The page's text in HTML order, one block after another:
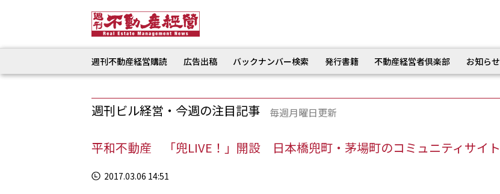
週刊不動産経営購読 広告出稿 バックナンバー検索 発行書籍 不動産経営者倶楽部 お知らせ
週刊ビル経営・今週の注目記事 毎週月曜日更新
平和不動産 「兜LIVE！」開設 日本橋兜町・茅場町のコミュニティサイト
2017.03.06 14:51